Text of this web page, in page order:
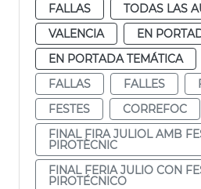
FALLAS
TODAS LAS
VALENCIA
EN
EN PORTADA TEMÁTICA
FALLAS
FALLES
FESTES
CORREFOC
FINAL FIRA JULIOL AMB
PIROTÈCNIC
FINAL FERIA JULIO CON
PIROTÉCNICO